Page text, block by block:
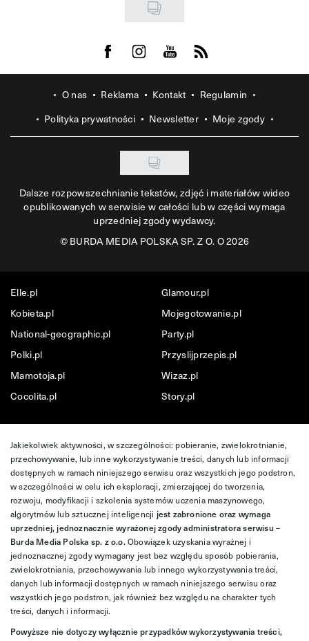
Visit us on Facebook
Visit us on Instagram
Visit us on Youtube
Visit us on Rss
O nas Reklama Kontakt
Regulamin
Polityka prywatności
Newsletter Moje zgody
Dalsze rozpowszechnianie tekstów, zdjęć i materiałów wideo
opublikowanych w serwisie w całości lub w części wymaga
uprzedniej zgody wydawcy.
©BURDA MEDIA POLSKA SP. Z O. O 2026
Elle.pl
Glamour.pl
Kobieta.pl
Mojegotowanie.pl
National-geographic.pl
Party.pl
Polki.pl
Przyslijprzepis.pl
Mamotoja.pl
Wizaz.pl
Cocolita.pl
Story.pl
Jakiekolwiek aktywności, w szczególności: pobieranie, zwielokrotnianie,
przechowywanie, lub inne wykorzystywanie treści, danych lub informacji
dostępnych w ramach niniejszego serwisu oraz wszystkich jego podstron,
w szczególności w celu ich eksploracji, zmierzającej do tworzenia,
rozwoju, modyfikacji i szkolenia systemów uczenia maszynowego,
algorytmów lub sztucznej inteligencji jest zabronione oraz wymaga
uprzedniej, jednoznacznie wyrażonej zgody administratora serwisu –
Burda Media Polska sp. z o.o.Obowiązek uzyskania wyraźnej i
jednoznacznej zgody wymagany jest bez względu sposób pobierania,
zwielokrotniania, przechowywania lub innego wykorzystywania treści,
danych lub informacji dostępnych w ramach niniejszego serwisu oraz
wszystkich jego podstron, jak również bez względu na charakter tych
treści, danych i informacji.
Powyższe nie dotyczy wyłącznie przypadków wykorzystywania treści,